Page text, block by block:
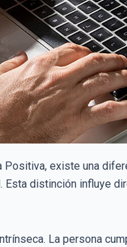
existe una
distinción influye
La persona